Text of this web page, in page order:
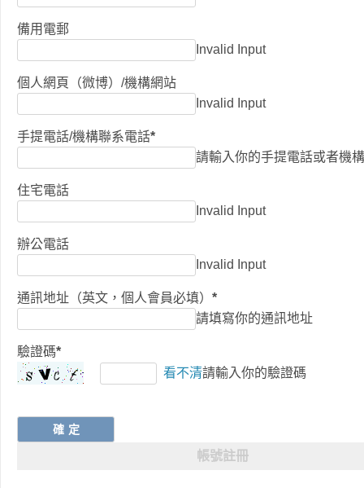
備用電郵
Invalid Input
個人網頁（微博）/機構網站
Invalid Input
手提電話/機構聯系電話*
請輸入你的手提電話或者機
住宅電話
Invalid Input
辦公電話
Invalid Input
通訊地址（英文，個人會員必填） *
請填寫你的通訊地址
驗證碼*
看不清請輸入你的驗證碼
帳號註冊